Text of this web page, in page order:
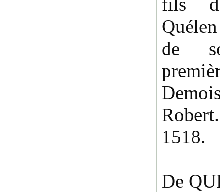
de
1518.
De